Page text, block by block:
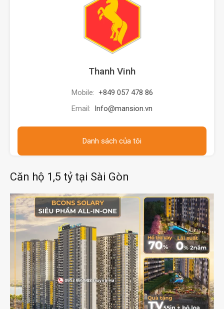
Thanh Vinh
Mobile: +849 057 478 86
Email: Info@mansion.vn
Danh sách của tôi
Căn hộ 1,5 tỷ tại Sài Gòn